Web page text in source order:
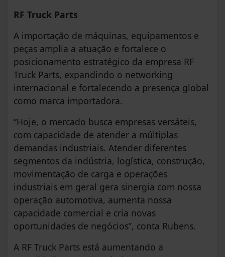
RF Truck Parts
A importação de máquinas, equipamentos e
peças amplia a atuação e fortalece o
posicionamento estratégico da empresa RF
Truck Parts, expandindo o networking
internacional e fortalecendo a presença global
como marca importadora.
“Hoje, o mercado busca empresas versáteis,
com capacidade de atender a múltiplas
demandas industriais. Atender diferentes
segmentos da indústria, logística, construção,
movimentação de carga e operações
industriais em geral gera sinergia com nossa
operação automotiva, aumenta nossa
capacidade comercial e cria novas
oportunidades de negócios”, conta Rubens.
A RF Truck Parts está aumentando a